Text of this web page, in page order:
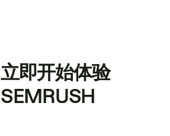
立即开始体验
SEMRUSH